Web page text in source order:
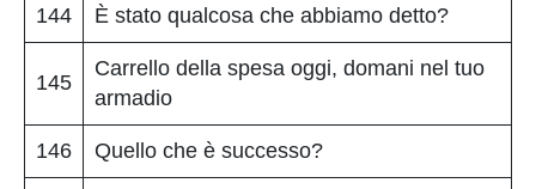
144 È stato qualcosa che abbiamo detto?
145
Carrello della spesa oggi, domani nel tuo
armadio
146 Quello che è successo?